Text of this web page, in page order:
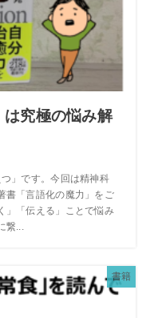
究極の悩み解
」です。今回は精神科
書「言語化の魔力」をご
」「伝える」ことで悩み
繋...
書籍